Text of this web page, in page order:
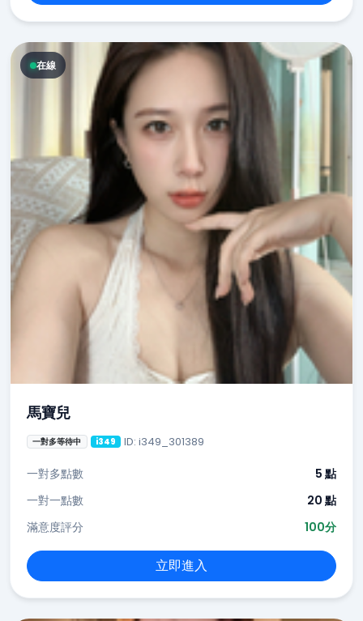
在線
馬寶兒
一對多等待中 i349 ID: i349_301389
一對多點數
5 點
一對一點數
20 點
滿意度評分
100分
立即進入